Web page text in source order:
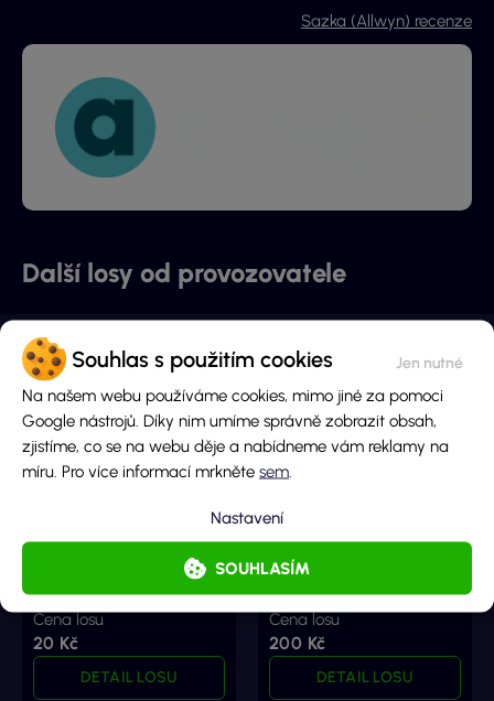
Souhlas s použitím cookies
Na našem webu používáme cookies, mimo jiné za pomoci
Google nástrojů. Díky nim umíme správně zobrazit obsah,
zjistíme, co se na webu děje a nabídneme vám reklamy na
míru. Pro více informací mrkněte sem
SOUHLASÍM
Nastavení
Sazka (Allwyn) recenze
Další losy od provozovatele
200 000 Kč
Cena losu
20 Kč
DETAIL LOSU
Hlavní cena
10 000 000 Kč
Cena losu
200 Kč
DETAIL LOSU